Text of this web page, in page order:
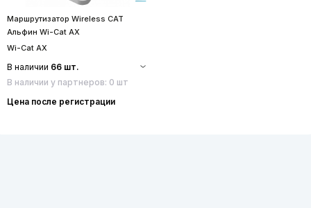
Маршрутизатор Wireless CAT
Альфин Wi-Cat AX
Wi-Cat AX
В наличии 66 шт.
В наличии у партнеров: 0 шт
Цена после регистрации